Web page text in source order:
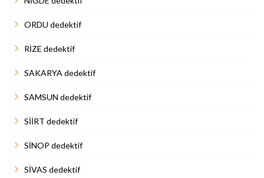
ORDU dedektif
RİZE dedektif
SAKARYA dedektif
SAMSUN dedektif
SİİRT dedektif
SİNOP dedektif
SİVAS dedektif